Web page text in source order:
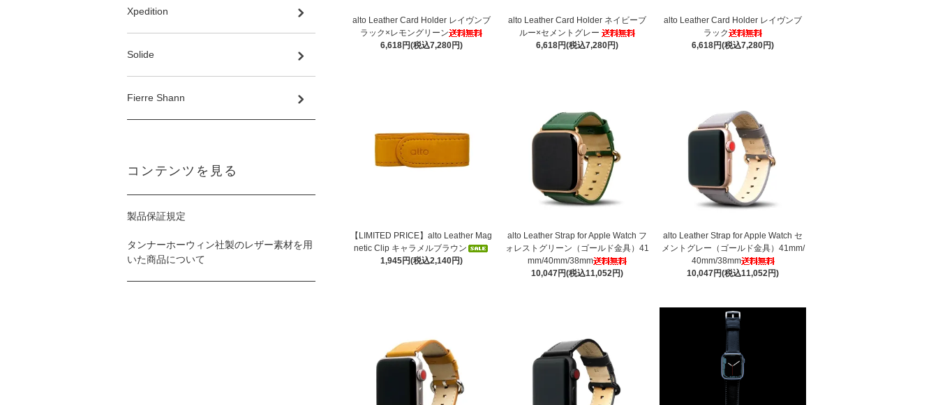
alto Leather Card Holder レイヴンブ
ラック×レモングリーン
6,618円(税込7,280円)
alto Leather Card Holder ネイビーブ
ルー×セメントグレー
6,618円(税込7,280円)
alto Leather Card Holder レイヴンブ
ラック
6,618円(税込7,280円)
【LIMITED PRICE】alto Leather Mag
netic Clip キャラメルブラウン
1,945円(税込2,140円)
alto Leather Strap for Apple Watch フ
ォレストグリーン（ゴールド金具）41
mm/40mm/38mm
10,047円(税込11,052円)
alto Leather Strap for Apple Watch セ
メントグレー（ゴールド金具）41mm/
40mm/38mm
10,047円(税込11,052円)
Xpedition
Solide
Fierre Shann
コンテンツを見る
製品保証規定
タンナーホーウィン社製のレザー素材を用
いた商品について